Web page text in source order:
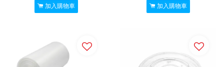
加入購物車 加入購物車